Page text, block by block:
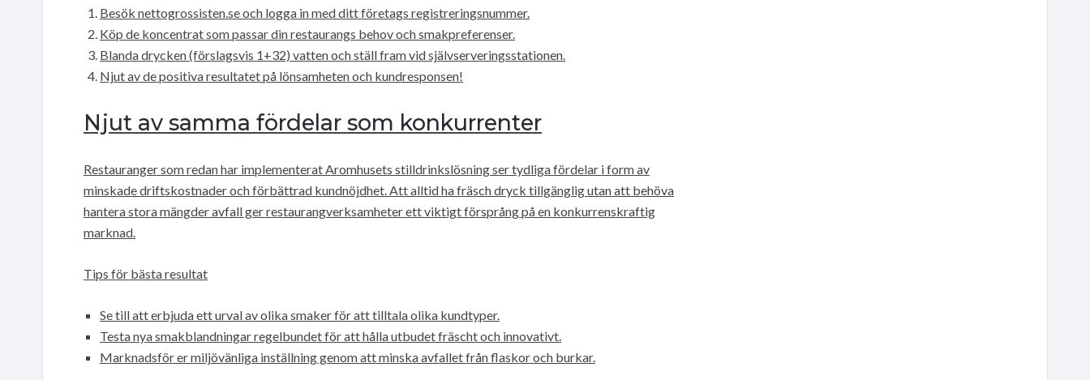
Besök nettogrossisten.se och logga in med ditt företags registreringsnummer.
Köp de koncentrat som passar din restaurangs behov och smakpreferenser.
Blanda drycken (förslagsvis 1+32) vatten och ställ fram vid självserveringsstationen.
Njut av de positiva resultatet på lönsamheten och kundresponsen!
Njut av samma fördelar som konkurrenter
Restauranger som redan har implementerat Aromhusets stilldrinkslösning ser tydliga fördelar i form av
minskade driftskostnader och förbättrad kundnöjdhet. Att alltid ha fräsch dryck tillgänglig utan att behöva
hantera stora mängder avfall ger restaurangverksamheter ett viktigt försprång på en konkurrenskraftig
marknad.
Tips för bästa resultat
Se till att erbjuda ett urval av olika smaker för att tilltala olika kundtyper.
Testa nya smakblandningar regelbundet för att hålla utbudet fräscht och innovativt.
Marknadsför er miljövänliga inställning genom att minska avfallet från flaskor och burkar.